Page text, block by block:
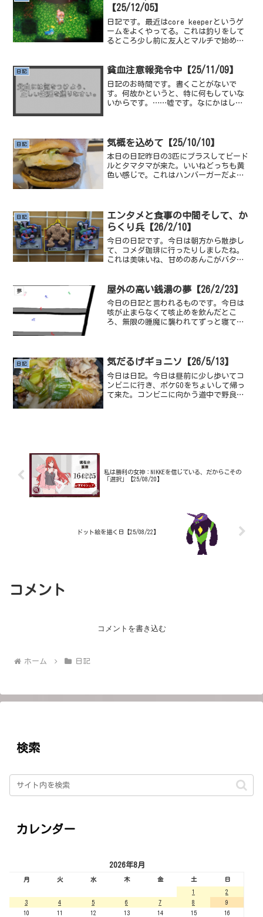
【25/12/05】
日記です。最近はcore keeperというゲ
ームをよくやってる。これは釣りをして
るところ少し前に友人とマルチで始めた
ルチでやるゲームって時期に消滅する。
日記 貧血注意報発令中【25/11/09】
日記のお時間です。書くことがないで
す。何故かというと、特に何もしていな
いからです。……嘘です。なにかはして
らいろいろ考えていたんです...
日記 気概を込めて【25/10/10】
本日の日記昨日の3匹にプラスしてビード
ルとタマタマが来た。いいねどっちも黄
色い感じで。これはハンバーガーだよ。
102番道路の厳選が1...
日記
エンタメと食事の中間そして、か
らくり兵【26/2/10】
今日の日記です。今日は朝方から散歩し
て、コメダ珈琲に行ったりしましたね。
これは美味いね、甘めのあんこがバター
ヒーとかと食べるのがいいね。でもやっ
夢 屋外の高い銭湯の夢【26/2/23】
今日の日記と言われるものです。今日は
咳が止まらなくて咳止めを飲んだとこ
ろ、無限の睡魔に襲われてずっと寝てま
住んでいて、その施設が赤いよ...
日記 気だるげギョニソ【26/5/13】
今日は日記。今日は昼前に少し歩いてコ
ンビニに行き、ポケGOをちょいして帰っ
て来た。コンビニに向かう道中で野良ギ
私は勝利の女神：NIKKEを信じている、だからこその
「選択」【25/08/20】
ドット絵を描く日【25/08/22】
コメント
コメントを書き込む
ホーム 日記
検索
カレンダー
2026年8月
月 火 水 木 金 土 日
1
2
3
4 5 6 7 8
9
10
11 12 13 14 15
16